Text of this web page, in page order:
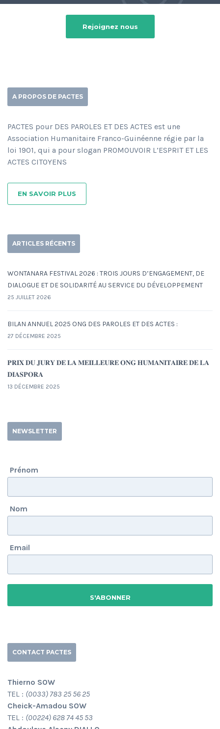
Rejoignez nous
A PROPOS DE PACTES
PACTES pour DES PAROLES ET DES ACTES est une
Association Humanitaire Franco-Guinéenne régie par la
loi 1901, qui a pour slogan PROMOUVOIR L’ESPRIT ET LES
ACTES CITOYENS
EN SAVOIR PLUS
ARTICLES RÉCENTS
WONTANARA FESTIVAL 2026 : TROIS JOURS D’ENGAGEMENT, DE
DIALOGUE ET DE SOLIDARITÉ AU SERVICE DU DÉVELOPPEMENT
25 JUILLET 2026
BILAN ANNUEL 2025 ONG DES PAROLES ET DES ACTES :
27 DÉCEMBRE 2025
𝐏𝐑𝐈𝐗 𝐃𝐔 𝐉𝐔𝐑𝐘 𝐃𝐄 𝐋𝐀 𝐌𝐄𝐈𝐋𝐋𝐄𝐔𝐑𝐄 𝐎𝐍𝐆 𝐇𝐔𝐌𝐀𝐍𝐈𝐓𝐀𝐈𝐑𝐄 𝐃𝐄 𝐋𝐀
𝐃𝐈𝐀𝐒𝐏𝐎𝐑𝐀
13 DÉCEMBRE 2025
NEWSLETTER
Prénom
Nom
Email
CONTACT PACTES
Thierno SOW
TEL : (0033) 783 25 56 25
Cheick-Amadou SOW
TEL : (00224) 628 74 45 53